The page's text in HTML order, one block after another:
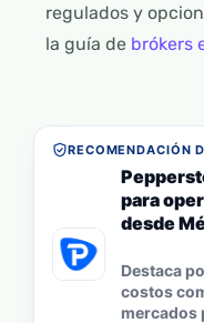
regulados y
la guía de brókers
RECOMENDACIÓN
para
desde
Destaca
costos
mercados